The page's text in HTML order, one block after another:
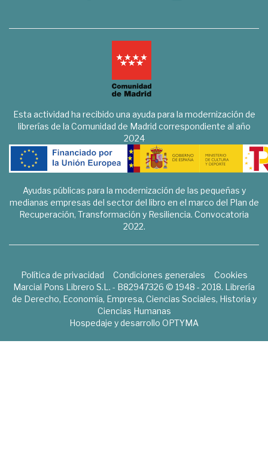
Esta actividad ha recibido una ayuda para la modernización de
librerías de la Comunidad de Madrid correspondiente al año
2024
Ayudas públicas para la modernización de las pequeñas y
medianas empresas del sector del libro en el marco del Plan de
Recuperación, Transformación y Resiliencia. Convocatoria
2022.
Política de privacidad Condiciones generales
Cookies
Marcial Pons Librero S.L. - B82947326 © 1948 - 2018. Librería
de Derecho, Economía, Empresa, Ciencias Sociales, Historia y
Ciencias Humanas
Hospedaje y desarrollo OPTYMA